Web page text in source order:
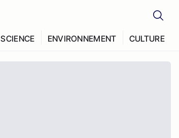
SCIENCE ENVIRONNEMENT CULTURE